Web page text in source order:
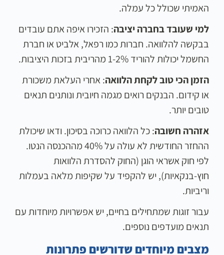
האמיתי שכולל כל עמלה.
למי שעובד בחברה יציבה: הזכירו איפה אתם עובדים
בבקשה להלוואה. חברות כמו רפאל, אלביט או חברת
החשמל יכולות להוריד 1-2% מהריבית בזכות היציבות.
הזמן הכי טוב לקחת הלוואה: אחרי העלאת משכורת
או קידום. הבנקים רואים מגמה חיובית ונותנים תנאים
טובים יותר.
אזהרה חשובה: כל הלוואה כרוכה בסיכון. ודאו שיכולת
ההחזר החודשית לא עולה על 40% מההכנסה הנטו.
לפי חוק אשראי הוגן (החוק להסדרת הלוואות
חוץ-בנקאיות), יש להקפיד על שקיפות מלאה בעמלות
וריביות.
עבור זוגות שמתחילים בחיים, יש אפשרויות מיוחדות עם
תנאים מועדפים נוספים.
מצבים מיוחדים שדורשים פתרונות